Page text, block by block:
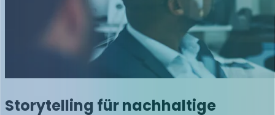
Storytelling für nachhaltige